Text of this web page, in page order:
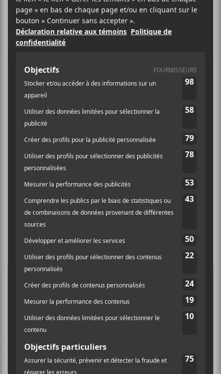
Le MTELUS et l’arrivée tardive du
printemps accueillaient une fois de
plus en plein sol montréalais l’autrice-
Photos par Coline Beulin
Une chose sautait aux yeux en arrivant sur les lieux : il
y avait foule. Un grand nombre de personnes étaient
venues assister à cette nouvelle tournée de l’autrice-
compositrice pour entendre les chansons de son
, sorti en avril passé. Un
concert qu’elle donna en formule hybride, parce que –
oui – il faut préciser que le spectacle fut séparé en deux
volets. Les 30 premières minutes ont été dédiées à un
format totalement acoustique,
mais pas nécessairement de façon traditionnelle.